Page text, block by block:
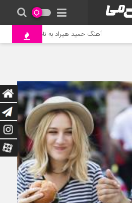
آهنگ حمید هیراد به نام وطن